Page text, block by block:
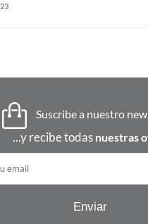
Suscribe a nuestro
...y recibe todas nuestras